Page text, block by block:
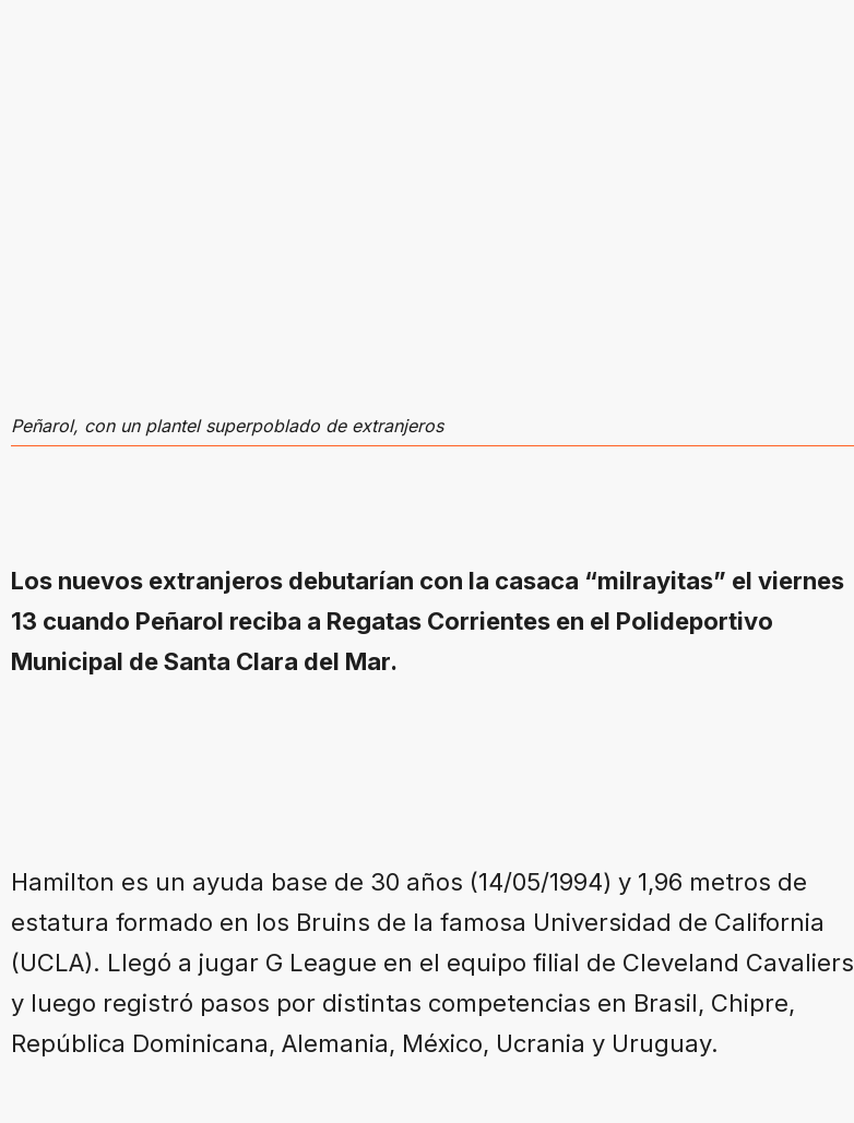
Peñarol, con un plantel superpoblado de extranjeros
Los nuevos extranjeros debutarían con la casaca “milrayitas” el viernes
13 cuando Peñarol reciba a Regatas Corrientes en el Polideportivo
Municipal de Santa Clara del Mar.
Hamilton es un ayuda base de 30 años (14/05/1994) y 1,96 metros de
estatura formado en los Bruins de la famosa Universidad de California
(UCLA). Llegó a jugar G League en el equipo filial de Cleveland Cavaliers
y luego registró pasos por distintas competencias en Brasil, Chipre,
República Dominicana, Alemania, México, Ucrania y Uruguay.